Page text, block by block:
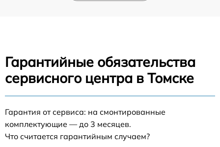
Гарантийные обязательства
сервисного центра в Томске
Гарантия от сервиса: на смонтированные
комплектующие — до 3 месяцев.
Что считается гарантийным случаем?